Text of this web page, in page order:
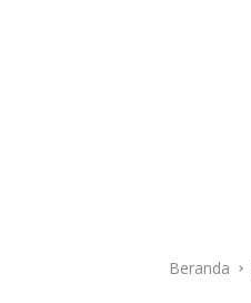
Beranda